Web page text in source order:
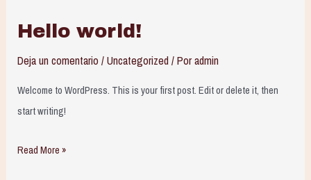
Hello world!
Deja un comentario /Uncategorized/ Poradmin
Welcome to WordPress. This is your first post. Edit or delete it, then
start writing!
Hello
Read More »